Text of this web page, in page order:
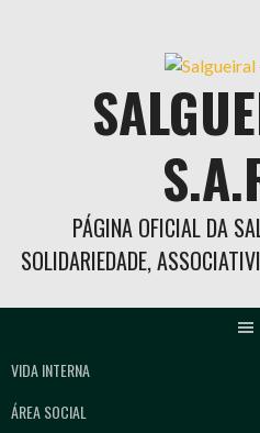
PÁGINA OFICIAL DA
SOLIDARIEDADE,
VIDA INTERNA
ÁREA SOCIAL